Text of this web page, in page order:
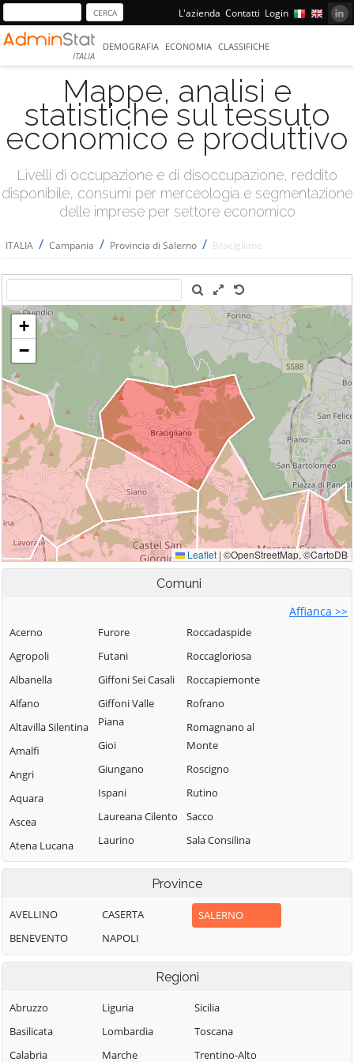
L'azienda Contatti Login
ITALIA
DEMOGRAFIA ECONOMIA CLASSIFICHE
Mappe, analisi e
statistiche sul tessuto
economico e produttivo
Livelli di occupazione e di disoccupazione, reddito
disponibile, consumi per merceologia e segmentazione
delle imprese per settore economico
ITALIA / Campania / Provincia di Salerno / Bracigliano
Comuni
Affianca >>
Acerno
Agropoli
Albanella
Alfano
Altavilla Silentina
Amalfi
Angri
Aquara
Ascea
Atena Lucana
Atrani
Baronissi
Battipaglia
Bellizzi
Bracigliano
Buccino
Furore
Futani
Giffoni Sei Casali
Giffoni Valle
Piana
Gioi
Giungano
Ispani
Laureana Cilento
Laurino
Laurito
Lustra
Magliano Vetere
Maiori
Mercato San
Severino
Minori
Moio della
Roccadaspide
Roccagloriosa
Roccapiemonte
Rofrano
Romagnano al
Monte
Roscigno
Rutino
Sacco
Sala Consilina
Salento
Salerno
Salvitelle
Picentino
San Giovanni a
Magno
Province
AVELLINO
BENEVENTO
CASERTA
NAPOLI
SALERNO
Regioni
Abruzzo
Basilicata
Calabria
Liguria
Lombardia
Marche
Sicilia
Toscana
Trentino-Alto